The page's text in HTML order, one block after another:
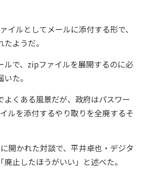
イルとしてメールに添付する形で、
ようだ。
で、zipファイルを展開するのに必
た。
くある風景だが、政府はパスワー
ルを添付するやり取りを全廃するそ
開かれた対談で、平井卓也・デジタ
止したほうがいい」と述べた。